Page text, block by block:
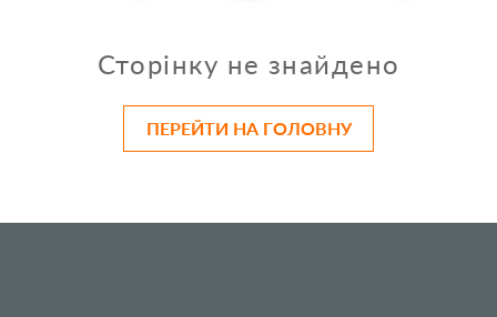
Сторінку не знайдено
ПЕРЕЙТИ НА ГОЛОВНУ